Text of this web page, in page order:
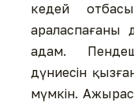
кедей
араласпағаны
адам.
дүниесін
мүмкін.